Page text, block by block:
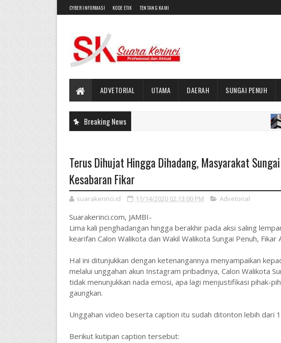
CYBER INFORMASI KODE ETIK TENTANG KAMI
ADVETORIAL UTAMA DAERAH SUNGAI PENUH
Breaking News UTAMA
Terus Dihujat Hingga Dihadang, Masyarakat
Kesabaran Fikar
suarakerinci.id 11/14/2020 02:13:00 PM Advetorial
Suarakerinci.com, JAMBI-
Lima kali penghadangan hingga berakhir pada aksi saling
kearifan Calon Walikota dan Wakil Walikota Sungai Penuh,
Hal ini ditunjukkan dengan ketenangannya menyampaikan
melalui unggahan akun Instagram pribadinya, Calon Walikota
tidak menunjukkan nada emosi, apa lagi menjustifikasi pihak-
gaungkan.
Unggahan video beserta caption itu sudah ditonton lebih dari
Berikut kutipan caption tersebut: